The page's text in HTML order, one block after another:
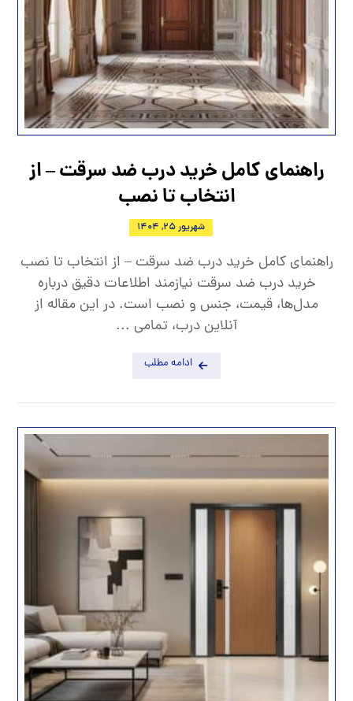
راهنمای کامل خرید درب ضد سرقت – از
انتخاب تا نصب
شهریور 25, 1404
راهنمای کامل خرید درب ضد سرقت – از انتخاب تا نصب
خرید درب ضد سرقت نیازمند اطلاعات دقیق درباره
مدل‌ها، قیمت، جنس و نصب است. در این مقاله از
آنلاین درب، تمامی ...
ادامه مطلب